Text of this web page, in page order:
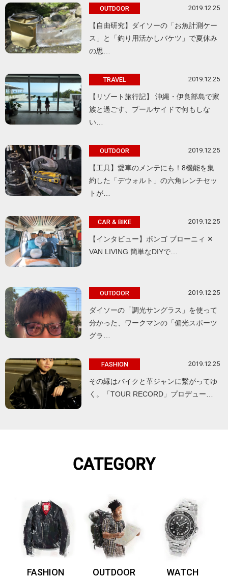
OUTDOOR 2019.12.25
【自由研究】ダイソーの「お魚計測ケー
ス」と「釣り用活かしバケツ」で夏休み
の思…
TRAVEL 2019.12.25
【リゾート旅行記】 沖縄・伊良部島で家
族と過ごす、プールサイドで何もしな
い…
OUTDOOR 2019.12.25
【工具】愛車のメンテにも！8機能を集
約した「デウォルト」の六角レンチセッ
トが…
CAR & BIKE 2019.12.25
【インタビュー】ボンゴ ブローニィ ✕
VAN LIVING 簡単なDIYで…
OUTDOOR 2019.12.25
ダイソーの「調光サングラス」を使って
分かった、ワークマンの「偏光スポーツ
グラ…
FASHION 2019.12.25
その縁はバイクと革ジャンに繋がってゆ
く。「TOUR RECORD」プロデュー…
CATEGORY
FASHION OUTDOOR WATCH